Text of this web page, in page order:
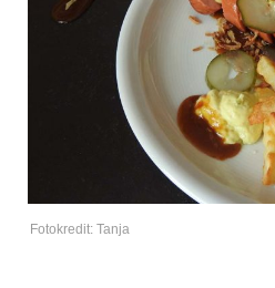
Fotokredit: Tanja